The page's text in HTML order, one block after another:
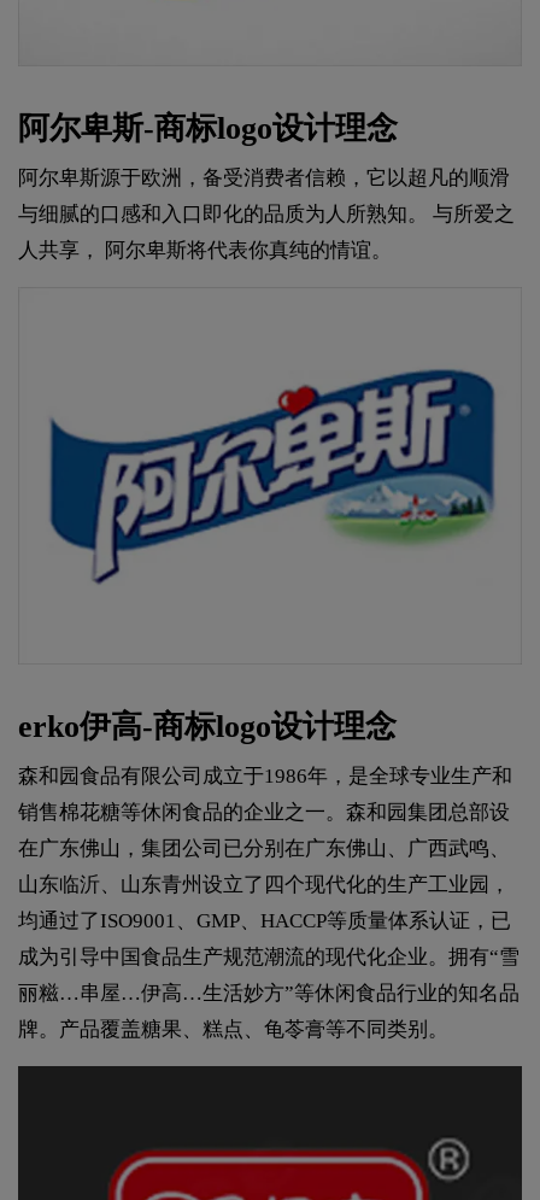
阿尔卑斯-商标logo设计理念
阿尔卑斯源于欧洲，备受消费者信赖，它以超凡的顺滑
与细腻的口感和入口即化的品质为人所熟知。 与所爱之
人共享， 阿尔卑斯将代表你真纯的情谊。
erko伊高-商标logo设计理念
森和园食品有限公司成立于1986年，是全球专业生产和
销售棉花糖等休闲食品的企业之一。森和园集团总部设
在广东佛山，集团公司已分别在广东佛山、广西武鸣、
山东临沂、山东青州设立了四个现代化的生产工业园，
均通过了ISO9001、GMP、HACCP等质量体系认证，已
成为引导中国食品生产规范潮流的现代化企业。拥有“雪
丽糍…串屋…伊高…生活妙方”等休闲食品行业的知名品
牌。产品覆盖糖果、糕点、龟苓膏等不同类别。